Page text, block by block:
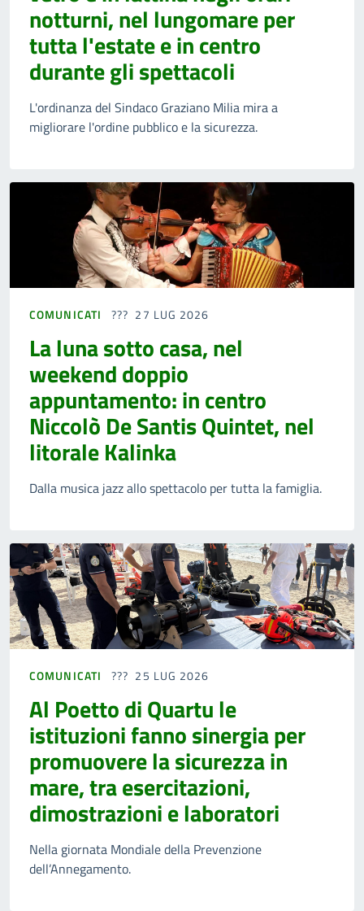
notturni, nel lungomare per
tutta l'estate e in centro
durante gli spettacoli
L'ordinanza del Sindaco Graziano Milia mira a
migliorare l'ordine pubblico e la sicurezza.
COMUNICATI 27 LUG 2026
La luna sotto casa, nel
weekend doppio
appuntamento: in centro
Niccolò De Santis Quintet, nel
litorale Kalinka
Dalla musica jazz allo spettacolo per tutta la famiglia.
COMUNICATI 25 LUG 2026
Al Poetto di Quartu le
istituzioni fanno sinergia per
promuovere la sicurezza in
mare, tra esercitazioni,
dimostrazioni e laboratori
Nella giornata Mondiale della Prevenzione
dell’Annegamento.